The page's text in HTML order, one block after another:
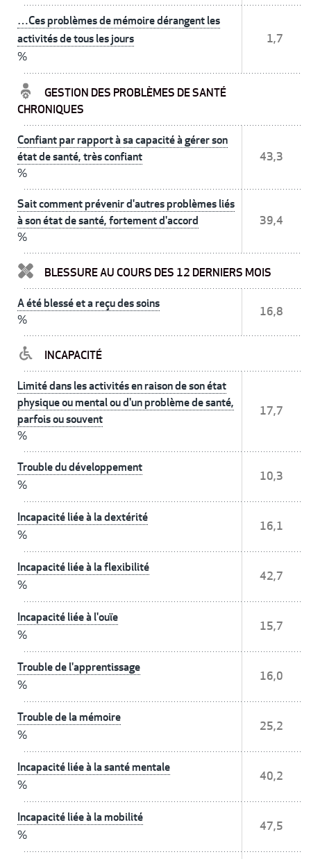
…Ces problèmes de mémoire dérangent les
activités de tous les jours
%
1,7
GESTION DES PROBLÈMES DE SANTÉ
CHRONIQUES
Confiant par rapport à sa capacité à gérer son
état de santé, très confiant
%
43,3
Sait comment prévenir d'autres problèmes liés
à son état de santé, fortement d'accord
%
39,4
BLESSURE AU COURS DES 12 DERNIERS MOIS
A été blessé et a reçu des soins
%
16,8
INCAPACITÉ
Limité dans les activités en raison de son état
physique ou mental ou d'un problème de santé,
parfois ou souvent
%
17,7
Trouble du développement
%
10,3
Incapacité liée à la dextérité
%
16,1
Incapacité liée à la flexibilité
%
42,7
Incapacité liée à l'ouïe
%
15,7
Trouble de l'apprentissage
%
16,0
Trouble de la mémoire
%
25,2
Incapacité liée à la santé mentale
%
40,2
Incapacité liée à la mobilité
%
47,5